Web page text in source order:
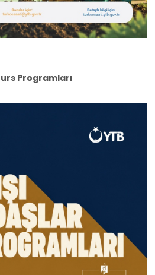
Programları